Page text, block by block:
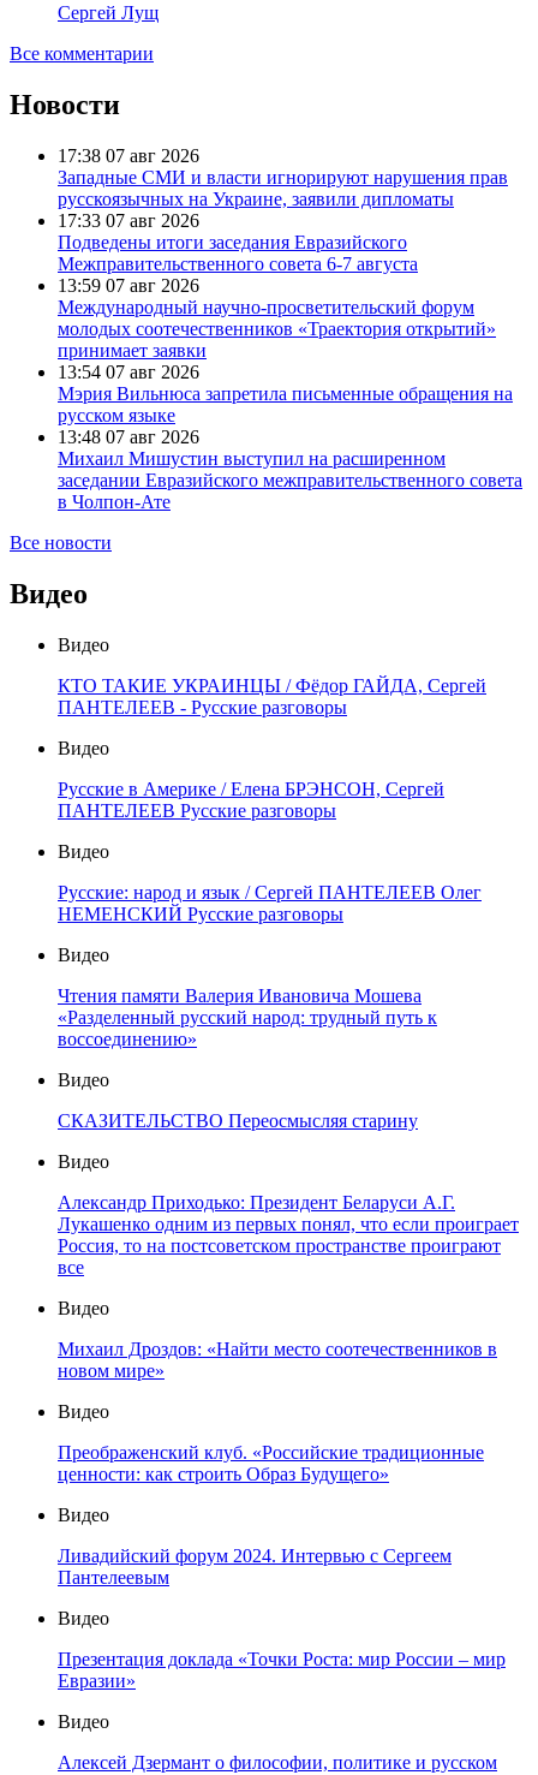
Сергей Лущ
Все комментарии
Новости
17:38 07 авг 2026
Западные СМИ и власти игнорируют нарушения прав
русскоязычных на Украине, заявили дипломаты
17:33 07 авг 2026
Подведены итоги заседания Евразийского
Межправительственного совета 6-7 августа
13:59 07 авг 2026
Международный научно-просветительский форум
молодых соотечественников «Траектория открытий»
принимает заявки
13:54 07 авг 2026
Мэрия Вильнюса запретила письменные обращения на
русском языке
13:48 07 авг 2026
Михаил Мишустин выступил на расширенном
заседании Евразийского межправительственного совета
в Чолпон-Ате
Все новости
Видео
Видео
КТО ТАКИЕ УКРАИНЦЫ / Фёдор ГАЙДА, Сергей
ПАНТЕЛЕЕВ - Русские разговоры
Видео
Русские в Америке / Елена БРЭНСОН, Сергей
ПАНТЕЛЕЕВ Русские разговоры
Видео
Русские: народ и язык / Сергей ПАНТЕЛЕЕВ Олег
НЕМЕНСКИЙ Русские разговоры
Видео
Чтения памяти Валерия Ивановича Мошева
«Разделенный русский народ: трудный путь к
воссоединению»
Видео
СКАЗИТЕЛЬСТВО Переосмысляя старину
Видео
Александр Приходько: Президент Беларуси А.Г.
Лукашенко одним из первых понял, что если проиграет
Россия, то на постсоветском пространстве проиграют
все
Видео
Михаил Дроздов: «Найти место соотечественников в
новом мире»
Видео
Преображенский клуб. «Российские традиционные
ценности: как строить Образ Будущего»
Видео
Ливадийский форум 2024. Интервью с Сергеем
Пантелеевым
Видео
Презентация доклада «Точки Роста: мир России – мир
Евразии»
Видео
Алексей Дзермант о философии, политике и русском